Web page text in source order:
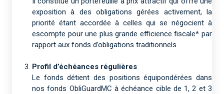
exposition à des obligations gérées activement, la
priorité étant accordée à celles qui se négocient à
escompte pour une plus grande efficience fiscale* par
rapport aux fonds d’obligations traditionnels.
Profil d’échéances régulières
Le fonds détient des positions équipondérées dans
nos fonds ObliGuardMC à échéance cible de 1, 2 et 3